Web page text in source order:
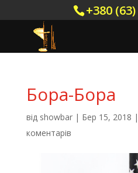
+380
Бора-Бора
від showbar| Бер 15, 2018 |
коментарів